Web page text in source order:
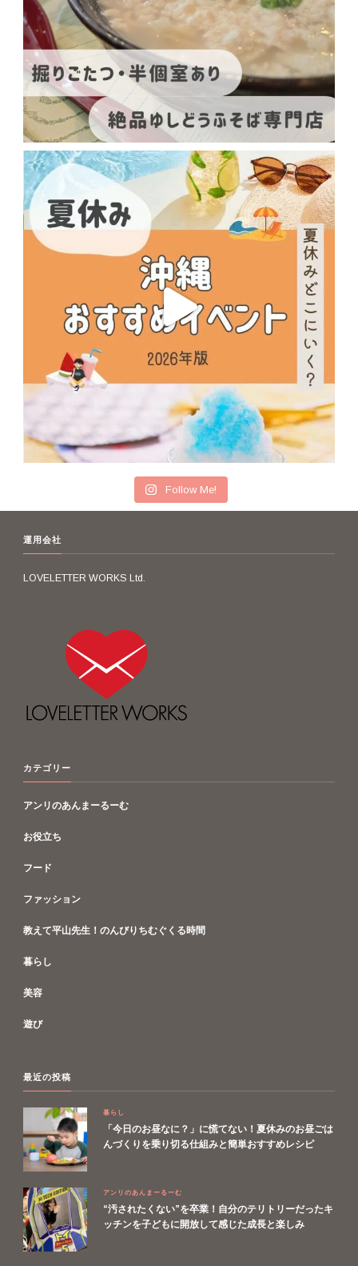
Follow Me!
運用会社
LOVELETTER WORKS Ltd.
カテゴリー
アンリのあんまーるーむ
お役立ち
フード
ファッション
教えて平山先生！のんびりちむぐくる時間
暮らし
美容
遊び
最近の投稿
暮らし
「今日のお昼なに？」に慌てない！夏休みのお昼ごは
んづくりを乗り切る仕組みと簡単おすすめレシピ
アンリのあんまーるーむ
“汚されたくない”を卒業！自分のテリトリーだったキ
ッチンを子どもに開放して感じた成長と楽しみ